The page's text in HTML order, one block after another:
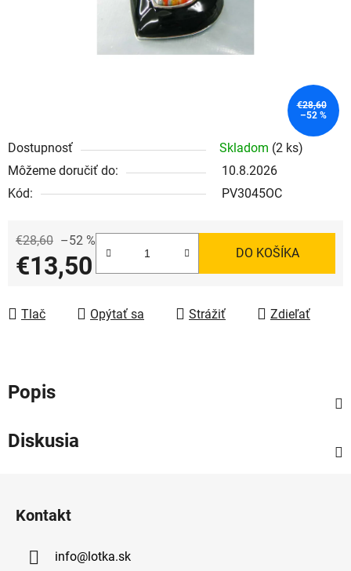
Dostupnosť Skladom (2 ks)
Môžeme doručiť do:
10.8.2026
Kód:
PV3045OC
€28,60 –52 %
€13,50 DO KOŠÍKA
Tlač Opýtať sa Strážiť Zdieľať
€28,60
–52 %
Popis
Diskusia
Kontakt
info@lotka.sk